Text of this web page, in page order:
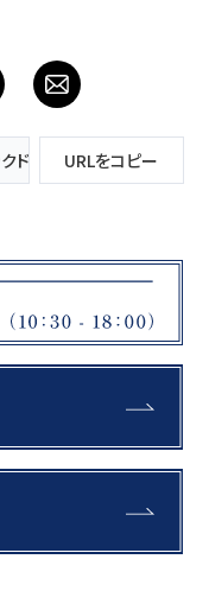
イクと漫才してる？
場面も…笑 カメラ
によって個性もさま
でも仲良くなっちゃ
ラマン、 突然「か
メラマンなどなど…
真面目そうに見えて
です！ ぜひ撮影の
たくさんツッコん
くださいね🤍 カメ
最高の人生
もに。 ウェディン
」 場所:福島
合わせ番号:0120-
レスx大自然で叶える-洗
URLをコピー